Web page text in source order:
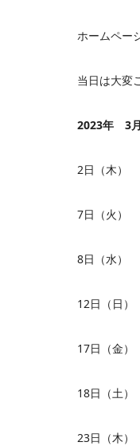
ホームペー
当日は大変
2023年 3
2日（木）
7日（火）
8日（水）
12日（日）
17日（金）
18日（土）
23日（木）